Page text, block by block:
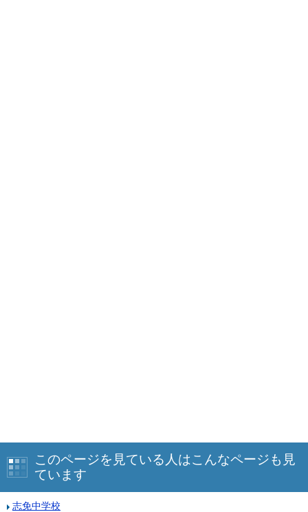
このページを見ている人はこんなページも見
ています
志免中学校